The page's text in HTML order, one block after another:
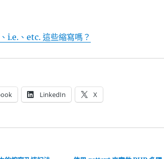
i.e.、etc. 這些縮寫嗎？
LinkedIn X